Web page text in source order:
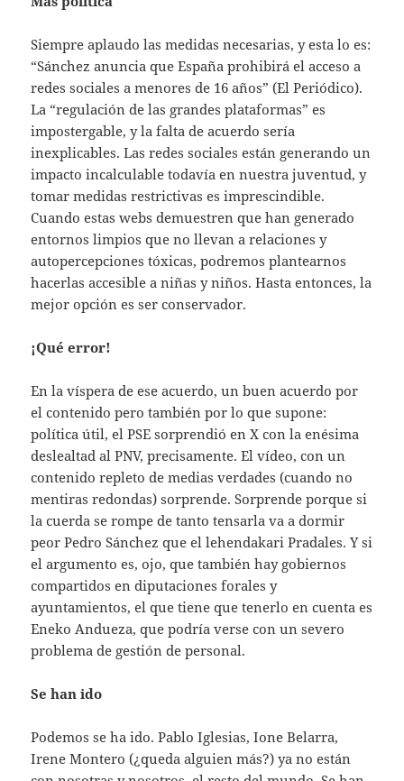
Siempre aplaudo las medidas necesarias, y esta lo es:
“Sánchez anuncia que España prohibirá el acceso a
redes sociales a menores de 16 años” (El Periódico).
La “regulación de las grandes plataformas” es
impostergable, y la falta de acuerdo sería
inexplicables. Las redes sociales están generando un
impacto incalculable todavía en nuestra juventud, y
tomar medidas restrictivas es imprescindible.
Cuando estas webs demuestren que han generado
entornos limpios que no llevan a relaciones y
autopercepciones tóxicas, podremos plantearnos
hacerlas accesible a niñas y niños. Hasta entonces, la
mejor opción es ser conservador.
¡Qué error!
En la víspera de ese acuerdo, un buen acuerdo por
el contenido pero también por lo que supone:
política útil, el PSE sorprendió en X con la enésima
deslealtad al PNV, precisamente. El vídeo, con un
contenido repleto de medias verdades (cuando no
mentiras redondas) sorprende. Sorprende porque si
la cuerda se rompe de tanto tensarla va a dormir
peor Pedro Sánchez que el lehendakari Pradales. Y si
el argumento es, ojo, que también hay gobiernos
compartidos en diputaciones forales y
ayuntamientos, el que tiene que tenerlo en cuenta es
Eneko Andueza, que podría verse con un severo
problema de gestión de personal.
Se han ido
Podemos se ha ido. Pablo Iglesias, Ione Belarra,
Irene Montero (¿queda alguien más?) ya no están